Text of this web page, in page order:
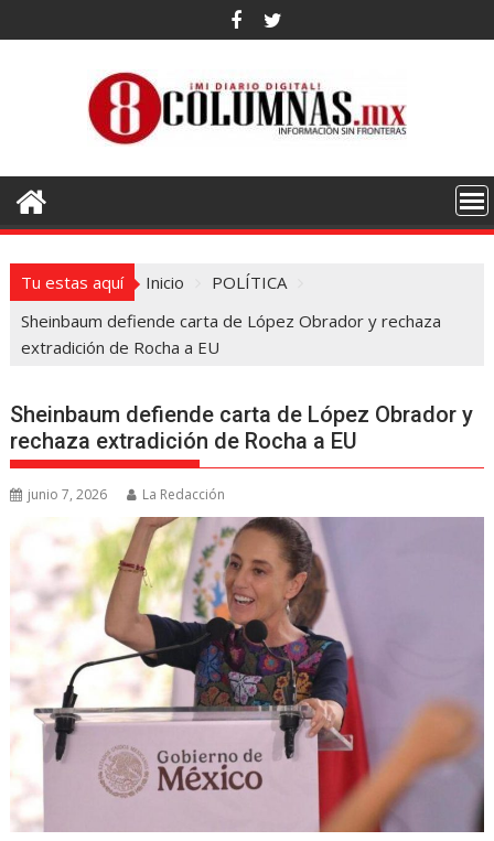
al
Tu estas aquí Inicio
POLÍTICA
Sheinbaum defiende carta de López Obrador y rechaza
extradición de Rocha a EU
Sheinbaum defiende carta de López Obrador y
rechaza extradición de Rocha a EU
junio 7, 2026 La Redacción